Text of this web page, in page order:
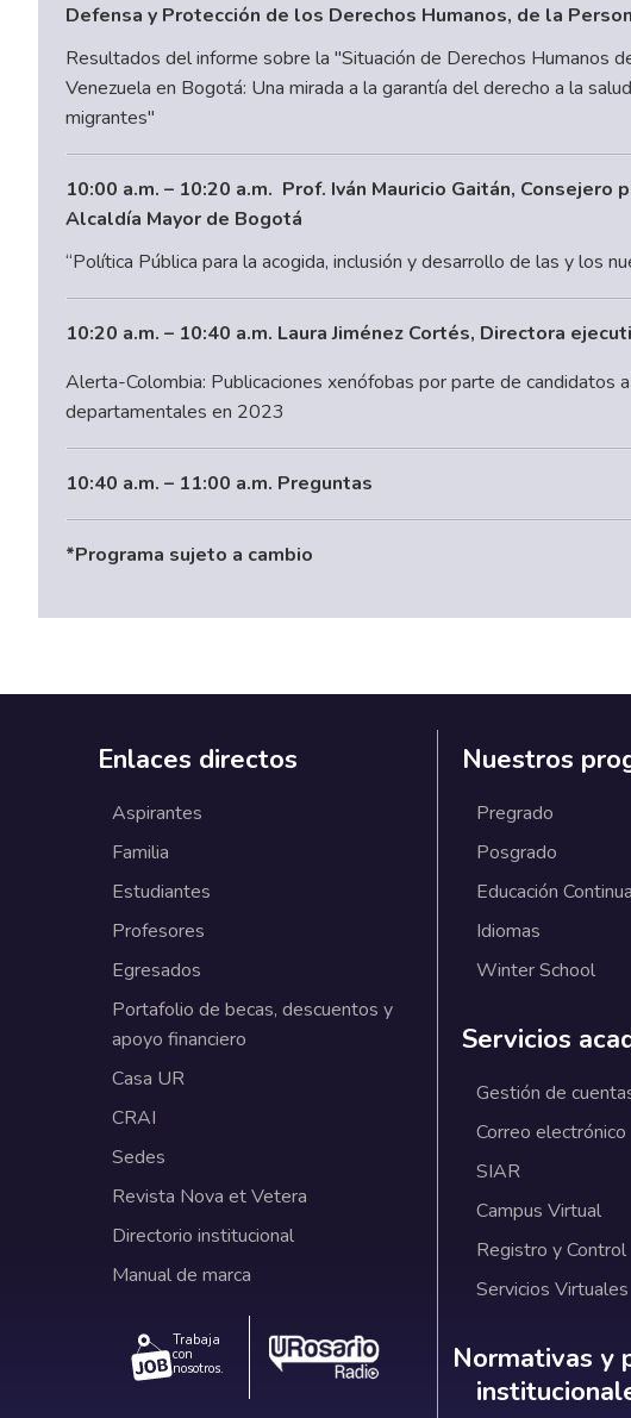
Defensa y Protección de los Derechos Humanos, de la
Resultados del informe sobre la "Situación de Derechos Humanos
Venezuela en Bogotá: Una mirada a la garantía del derecho a la
migrantes"
10:00 a.m. – 10:20 a.m. Prof. Iván Mauricio Gaitán,
Alcaldía Mayor de Bogotá
“Política Pública para la acogida, inclusión y desarrollo de las y los
10:20 a.m. – 10:40 a.m. Laura Jiménez Cortés, Directora
Alerta-Colombia: Publicaciones xenófobas por parte de candidatos
departamentales en 2023
10:40 a.m. – 11:00 a.m. Preguntas
*Programa sujeto a cambio
Enlaces directos
Aspirantes
Familia
Estudiantes
Profesores
Egresados
Portafolio de becas, descuentos y
apoyo financiero
Casa UR
CRAI
Sedes
Revista Nova et Vetera
Directorio institucional
Manual de marca
Trabaja
con
nosotros.
Nuestros
Pregrado
Posgrado
Educación Continua
Idiomas
Winter School
Servicios
Gestión de
Correo electrónico
SIAR
Campus Virtual
Registro y Control
Servicios Virtuales
Normativas y